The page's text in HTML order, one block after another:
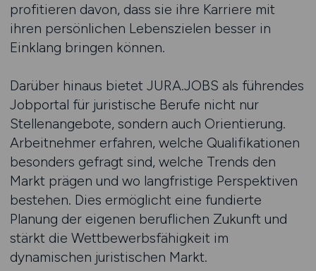
profitieren davon, dass sie ihre Karriere mit
ihren persönlichen Lebenszielen besser in
Einklang bringen können.
Darüber hinaus bietet JURA.JOBS als führendes
Jobportal für juristische Berufe nicht nur
Stellenangebote, sondern auch Orientierung.
Arbeitnehmer erfahren, welche Qualifikationen
besonders gefragt sind, welche Trends den
Markt prägen und wo langfristige Perspektiven
bestehen. Dies ermöglicht eine fundierte
Planung der eigenen beruflichen Zukunft und
stärkt die Wettbewerbsfähigkeit im
dynamischen juristischen Markt.